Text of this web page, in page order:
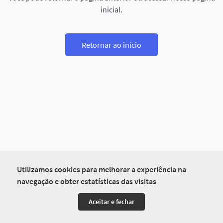
Utilizamos cookies para melhorar a experiência na
navegação e obter estatísticas das visitas
Aceitar e fechar
inicial.
Retornar ao início